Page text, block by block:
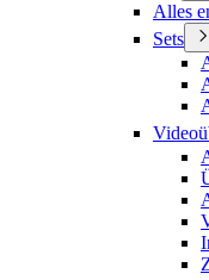
Alles
Sets